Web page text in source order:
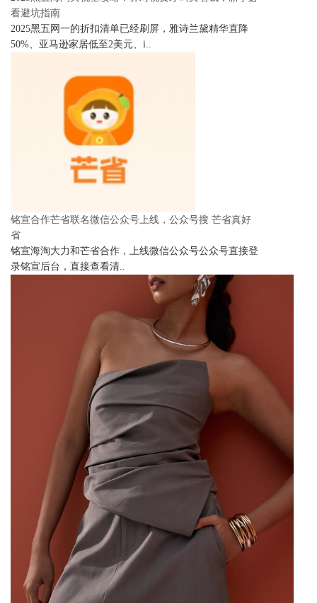
看避坑指南
2025黑五网一的折扣清单已经刷屏，雅诗兰黛精华直降
50%、亚马逊家居低至2美元、i..
铭宣合作芒省联名微信公众号上线，公众号搜 芒省真好
省
铭宣海淘大力和芒省合作，上线微信公众号公众号直接登
录铭宣后台，直接查看清..